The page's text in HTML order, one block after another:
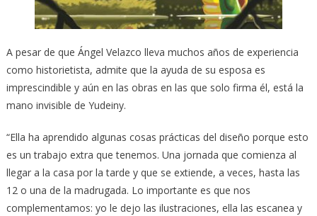
A pesar de que Ángel Velazco lleva muchos años de experiencia
como historietista, admite que la ayuda de su esposa es
imprescindible y aún en las obras en las que solo firma él, está la
mano invisible de Yudeiny.
“Ella ha aprendido algunas cosas prácticas del diseño porque esto
es un trabajo extra que tenemos. Una jornada que comienza al
llegar a la casa por la tarde y que se extiende, a veces, hasta las
12 o una de la madrugada. Lo importante es que nos
complementamos: yo le dejo las ilustraciones, ella las escanea y